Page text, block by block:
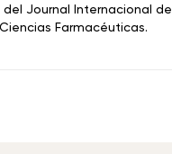
Journal Internacional de
Farmacéuticas.